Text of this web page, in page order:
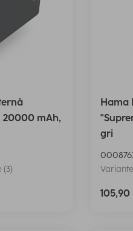
20000 mAh,
Hama
gri
105,90